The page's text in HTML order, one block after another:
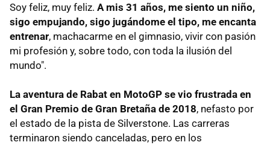
Soy feliz, muy feliz. A mis 31 años, me siento un niño,
sigo empujando, sigo jugándome el tipo, me encanta
entrenar, machacarme en el gimnasio, vivir con pasión
mi profesión y, sobre todo, con toda la ilusión del
mundo".
La aventura de Rabat en MotoGP se vio frustrada en
el Gran Premio de Gran Bretaña de 2018, nefasto por
el estado de la pista de Silverstone. Las carreras
terminaron siendo canceladas, pero en los